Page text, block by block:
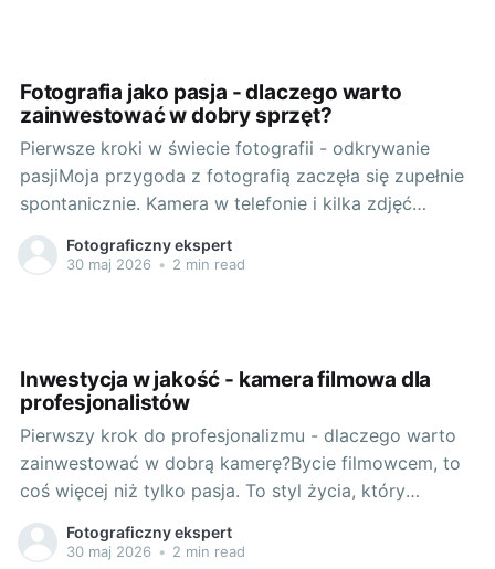
Fotografia jako pasja - dlaczego warto
zainwestować w dobry sprzęt?
Pierwsze kroki w świecie fotografii - odkrywanie
pasjiMoja przygoda z fotografią zaczęła się zupełnie
spontanicznie. Kamera w telefonie i kilka zdjęć
zrobionych podczas wakacji odmieniły moje życie.
Spojrzałem na świat oczami fotografa - z
Fotograficzny ekspert
30 maj 2026 • 2 min read
Inwestycja w jakość - kamera filmowa dla
profesjonalistów
Pierwszy krok do profesjonalizmu - dlaczego warto
zainwestować w dobrą kamerę?Bycie filmowcem, to
coś więcej niż tylko pasja. To styl życia, który
wymaga ciągłego doskonalenia się, poszukiwania
nowych inspiracji i inwestycji w sprzęt, który pozwoli
Fotograficzny ekspert
30 maj 2026 • 2 min read